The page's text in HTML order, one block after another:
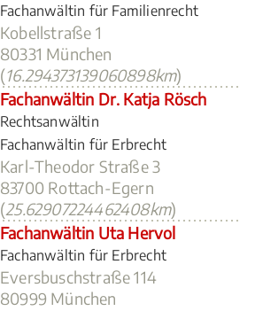
Fachanwältin für Familienrecht
Kobellstraße 1
80331 München
(16.294373139060898km)
Fachanwältin Dr. Katja Rösch
Rechtsanwältin
Fachanwältin für Erbrecht
Karl-Theodor Straße 3
83700 Rottach-Egern
(25.62907224462408km)
Fachanwältin Uta Hervol
Fachanwältin für Erbrecht
Eversbuschstraße 114
80999 München